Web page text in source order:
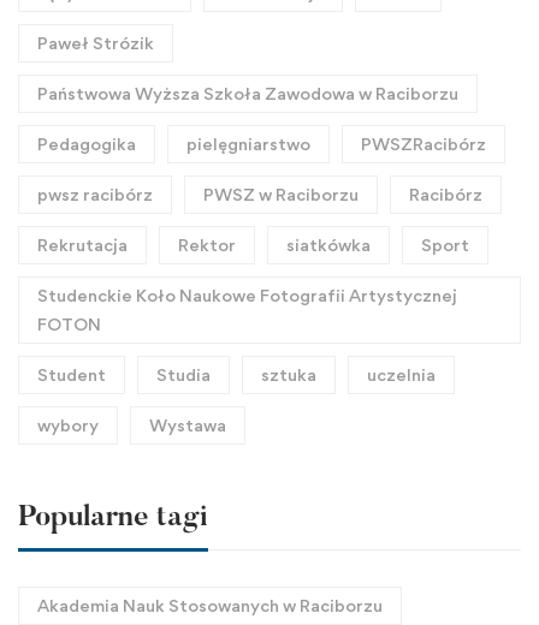
Paweł Strózik
Państwowa Wyższa Szkoła Zawodowa w Raciborzu
Pedagogika pielęgniarstwo PWSZRacibórz
pwsz racibórz PWSZ w Raciborzu Racibórz
Rekrutacja Rektor siatkówka Sport
Studenckie Koło Naukowe Fotografii Artystycznej
FOTON
Student Studia sztuka uczelnia
wybory Wystawa
Popularne tagi
Akademia Nauk Stosowanych w Raciborzu